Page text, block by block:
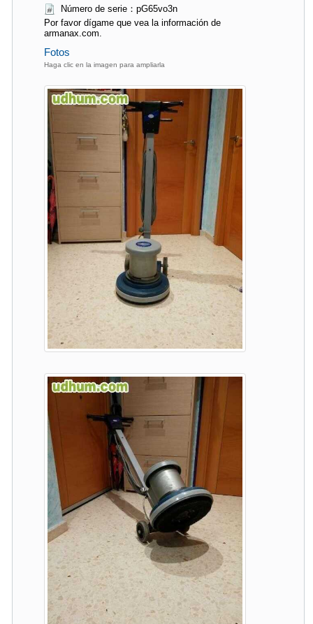
Número de serie：pG65vo3n
Por favor dígame que vea la información de
armanax.com.
Fotos
Haga clic en la imagen para ampliarla